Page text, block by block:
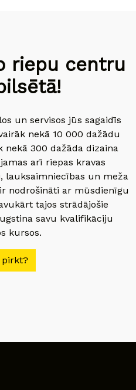
riepu centru
un servisos jūs sagaidīs
nekā 10 000 dažādu
300 dažāda dizaina
arī riepas kravas
lauksaimniecības un meža
nodrošināti ar mūsdienīgu
tajos strādājošie
savu kvalifikāciju
kursos.